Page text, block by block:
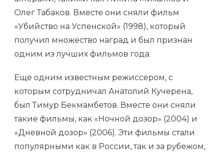
Олег Табаков. Вместе они сняли фильм
«Убийство на Успенской» (1998), который
получил множество наград и был признан
одним из лучших фильмов года.
Ещё одним известным режиссёром, с
которым сотрудничал Анатолий Кучерена,
был Тимур Бекмамбетов. Вместе они сняли
такие фильмы, как «Ночной дозор» (2004) и
«Дневной дозор» (2006). Эти фильмы стали
популярными как в России, так и за рубежом,